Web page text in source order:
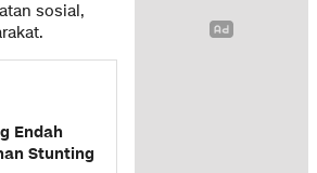
sosial,
Endah
Stunting